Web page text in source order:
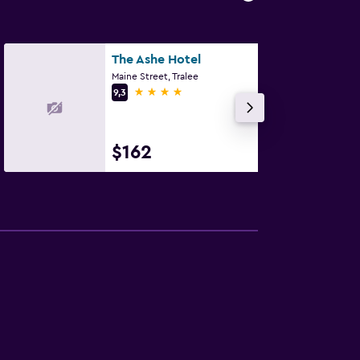
The Ashe Hotel
Maine Street, Tralee
9,3
4 estrellas
$162